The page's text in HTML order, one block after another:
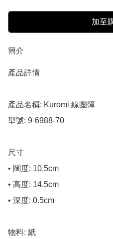
加至
簡介
產品詳情
產品名稱: Kuromi 線圈簿
型號: 9-6988-70
尺寸
• 闊度: 10.5cm
• 高度: 14.5cm
• 深度: 0.5cm
物料: 紙